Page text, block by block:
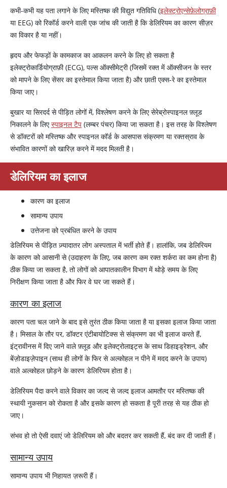
कभी-कभी यह पता लगाने के लिए मस्तिष्क की विद्युत गतिविधि (इलेक्ट्रोएन्सेफ़ेलोग्राफ़ी
या EEG) को रिकॉर्ड करने वाली एक जांच की जाती है कि डेलिरियम का कारण सीज़र
का विकार है या नहीं।
हृदय और फेफड़ों के कामकाज का आकलन करने के लिए हो सकता है
इलेक्ट्रोकार्डियोग्राफ़ी (ECG), पल्स ऑक्सीमेट्री (जिसमें रक्त में ऑक्सीजन के स्तर
को मापने के लिए सेंसर का इस्तेमाल किया जाता है) और छाती एक्स-रे का इस्तेमाल
किया जाए।
बुखार या सिरदर्द से पीड़ित लोगों में, विश्लेषण करने के लिए सेरेब्रोस्पाइनल फ़्लूड
निकालने के लिएस्पाइनल टैप (लम्बर पंचर) किया जा सकता है। इस तरह के विश्लेषण
से डॉक्टरों को मस्तिष्क और स्पाइनल कॉर्ड के आसपास संक्रमण या रक्तस्राव के
संभावित कारणों को खारिज़ करने में मदद मिलती है।
डेलिरियम का इलाज
कारण का इलाज
सामान्य उपाय
उत्तेजना को प्रबंधित करने के उपाय
डेलिरियम से पीड़ित ज़्यादातर लोग अस्पताल में भर्ती होते हैं। हालांकि, जब डेलिरियम
के कारण को आसानी से (उदाहरण के लिए, जब कारण कम रक्त शर्करा का कम होना है)
ठीक किया जा सकता है, तो लोगों को आपातकालीन विभाग में थोड़े समय के लिए
निरीक्षण किया जाता है और फिर वे घर जा सकते हैं।
कारण का इलाज
कारण पता चल जाने के बाद इसे तुरंत ठीक किया जाता है या इसका इलाज किया जाता
है। मिसाल के तौर पर, डॉक्टर एंटीबायोटिक्स से संक्रमण का भी इलाज करते हैं,
इंट्रावीनस में दिए जाने वाले फ़्लूड और इलेक्ट्रोलाइट्स के साथ डिहाइड्रेशन, और
बेंज़ोडाइज़ेपाइन (साथ ही लोगों के फिर से अल्कोहल न पीने में मदद करने के उपाय)
वाले अल्कोहल छोड़ने के कारण डेलिरियम होता है।
डेलिरियम पैदा करने वाले विकार का जल्द से जल्द इलाज आमतौर पर मस्तिष्क की
स्थायी नुकसान को रोकता है और इसके कारण हो सकता है पूरी तरह से यह ठीक हो
जाए।
संभव हो तो ऐसी दवाएं जो डेलिरियम को और बदतर कर सकती हैं, बंद कर दी जाती हैं।
सामान्य उपाय
सामान्य उपाय भी निहायत ज़रूरी हैं।